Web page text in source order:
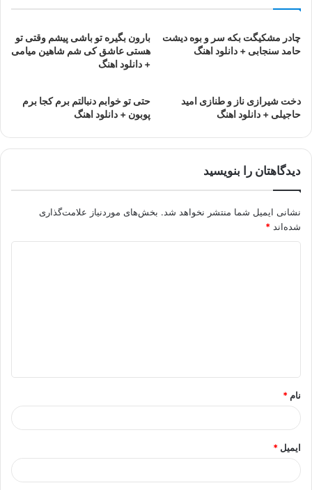
چادر مشکیگت بکه سر و بوه دیشت
حامد سنجابی + دانلود اهنگ
بارون بگیره تو باشی پیشم وقتی تو
هستی عاشق کی شم شاهین میامی
+ دانلود اهنگ
دخت شیرازی ناز و طنازی امید
حاجیلی + دانلود اهنگ
حتی تو خوابم دنبالتم برم کجا برم
پوبون + دانلود اهنگ
دیدگاهتان را بنویسید
نشانی ایمیل شما منتشر نخواهد شد. بخش‌های موردنیاز علامت‌گذاری
شده‌اند *
*
نام *
ایمیل *